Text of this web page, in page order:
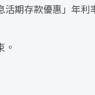
活期存款優惠」年利
。